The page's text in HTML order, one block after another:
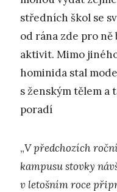
středních škol se
od rána zde pro
aktivit. Mimo
hominida stal
s ženským tělem a
poradí
„V předchozích
kampusu stovky
v letošním roce